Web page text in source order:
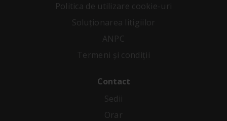
Politica de utilizare cookie-uri
Soluționarea litigiilor
ANPC
Termeni și condiții
Contact
Sedii
Orar